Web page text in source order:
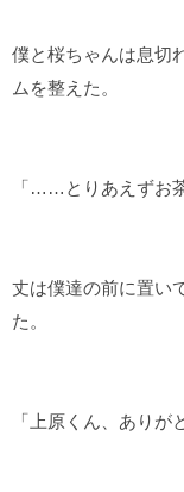
僕と桜ちゃんは息切
ムを整えた。
「……とりあえずお茶
丈は僕達の前に置い
た。
「上原くん、ありが